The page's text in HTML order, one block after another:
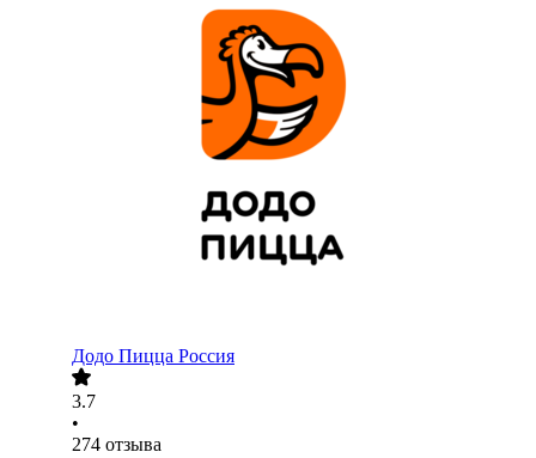
Додо Пицца Россия
3.7
•
274 отзыва